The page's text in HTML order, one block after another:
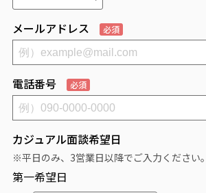
メールアドレス 必須
電話番号 必須
カジュアル面談希望日
※平日のみ、3営業日以降でご入力ください。
第一希望日